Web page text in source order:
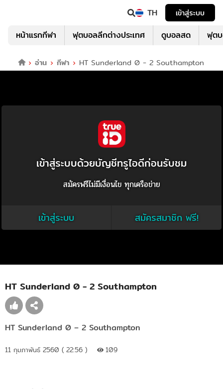
TH เข้าสู่ระบบ
หน้าแรกกีฬา ฟุตบอลลีกต่างประเทศ ดูบอลสด ฟุต
อ่าน กีฬา HT Sunderland 0 - 2 Southampton
เข้าสู่ระบบด้วยบัญชีทรูไอดีก่อนรับชม
สมัครฟรีไม่มีเงื่อนไข ทุกเครือข่าย
เข้าสู่ระบบ สมัครสมาชิก ฟรี!
HT Sunderland 0 - 2 Southampton
HT Sunderland 0 – 2 Southampton
11 กุมภาพันธ์ 2560 ( 22:56 ) 109